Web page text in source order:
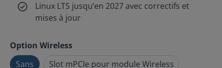
Linux LTS jusqu’en 2027 avec correctifs et
mises à jour
Option Wireless
Sans
Slot mPCIe pour module Wireless